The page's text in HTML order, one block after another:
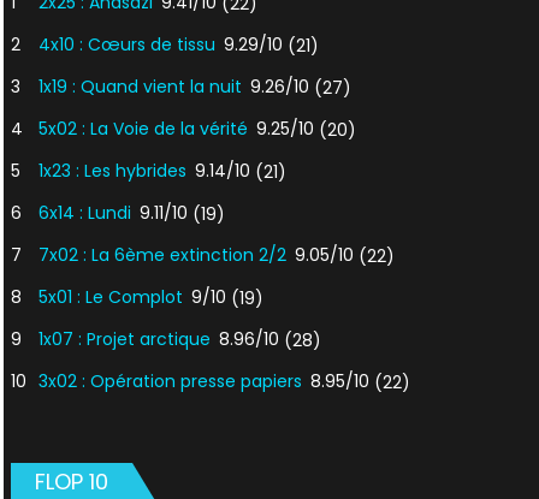
2
4x10 : Cœurs de tissu 9.29/10 (21)
3
1x19 : Quand vient la nuit 9.26/10 (27)
4
5x02 : La Voie de la vérité 9.25/10 (20)
5
1x23 : Les hybrides 9.14/10 (21)
6
6x14 : Lundi 9.11/10 (19)
7
7x02 : La 6ème extinction 2/2 9.05/10 (22)
8
5x01 : Le Complot 9/10 (19)
9
1x07 : Projet arctique 8.96/10 (28)
10 3x02 : Opération presse papiers 8.95/10 (22)
FLOP 10